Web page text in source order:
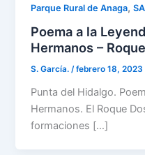
Parque Rural de Anaga,
Poema a la
Hermanos –
S. García./febrero 18, 2023
Punta del Hidalgo.
Hermanos. El Roque
formaciones […]